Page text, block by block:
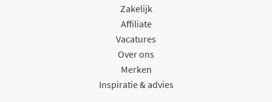
Zakelijk
Affiliate
Vacatures
Over ons
Merken
Inspiratie & advies